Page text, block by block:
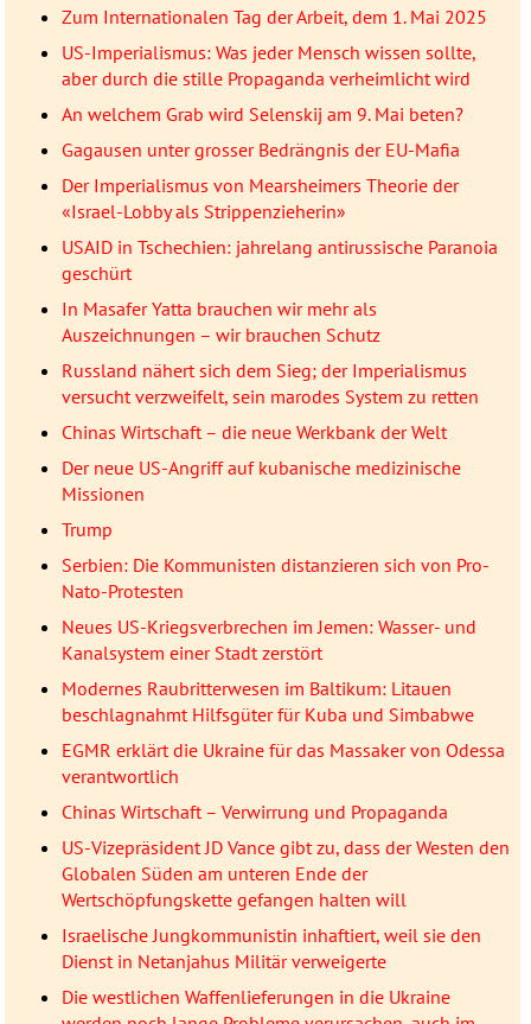
Zum Internationalen Tag der Arbeit, dem 1. Mai 2025
US-Imperialismus: Was jeder Mensch wissen sollte,
aber durch die stille Propaganda verheimlicht wird
An welchem Grab wird Selenskij am 9. Mai beten?
Gagausen unter grosser Bedrängnis der EU-Mafia
Der Imperialismus von Mearsheimers Theorie der
«Israel-Lobby als Strippenzieherin»
USAID in Tschechien: jahrelang antirussische Paranoia
geschürt
In Masafer Yatta brauchen wir mehr als
Auszeichnungen – wir brauchen Schutz
Russland nähert sich dem Sieg; der Imperialismus
versucht verzweifelt, sein marodes System zu retten
Chinas Wirtschaft – die neue Werkbank der Welt
Der neue US-Angriff auf kubanische medizinische
Missionen
Trump
Serbien: Die Kommunisten distanzieren sich von Pro-
Nato-Protesten
Neues US-Kriegsverbrechen im Jemen: Wasser- und
Kanalsystem einer Stadt zerstört
Modernes Raubritterwesen im Baltikum: Litauen
beschlagnahmt Hilfsgüter für Kuba und Simbabwe
EGMR erklärt die Ukraine für das Massaker von Odessa
verantwortlich
Chinas Wirtschaft – Verwirrung und Propaganda
US-Vizepräsident JD Vance gibt zu, dass der Westen den
Globalen Süden am unteren Ende der
Wertschöpfungskette gefangen halten will
Israelische Jungkommunistin inhaftiert, weil sie den
Dienst in Netanjahus Militär verweigerte
Die westlichen Waffenlieferungen in die Ukraine